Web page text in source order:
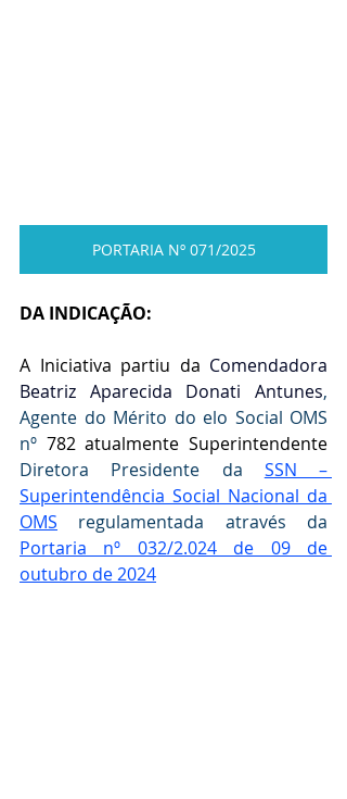
PORTARIA Nº 071/2025
DA INDICAÇÃO:
A Iniciativa partiu da Comendadora
Beatriz Aparecida Donati Antunes,
Agente do Mérito do elo Social OMS
nº
Diretora Presidente da SSN –
Superintendência Social Nacional da
OMS
Portaria nº 032/2.024 de 09 de
outubro de 2024